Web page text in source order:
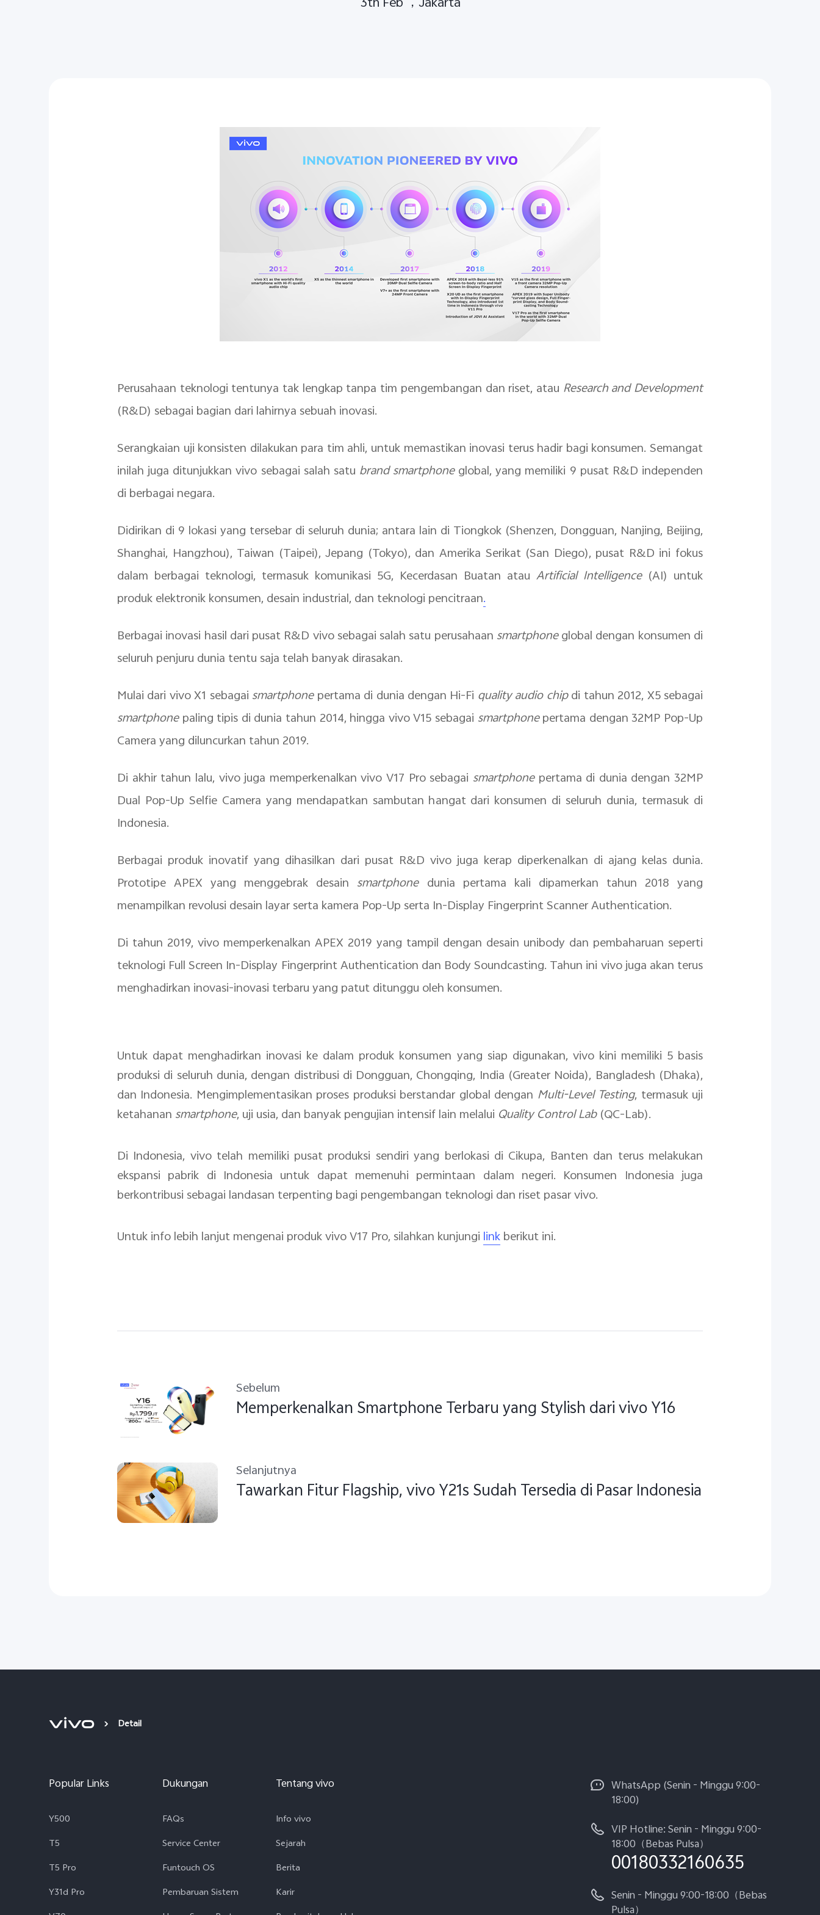
Perusahaan teknologi tentunya tak lengkap tanpa tim pengembangan dan riset, atau Research and Development
(R&D) sebagai bagian dari lahirnya sebuah inovasi.
Serangkaian uji konsisten dilakukan para tim ahli, untuk memastikan inovasi terus hadir bagi konsumen. Semangat
inilahjuga ditunjukkanvivo sebagai salah satu brand smartphoneglobal, yang memiliki 9 pusat R&D independen
di berbagai negara.
Didirikan di 9 lokasi yang tersebar di seluruh dunia; antara lain di Tiongkok (Shenzen, Dongguan, Nanjing, Beijing,
Shanghai, Hangzhou), Taiwan (Taipei), Jepang (Tokyo), dan Amerika Serikat (San Diego), pusat R&D ini fokus
dalam berbagai teknologi, termasuk komunikasi 5G, Kecerdasan Buatan atau Artificial Intelligence(AI) untuk
produk elektronik konsumen, desain industrial, dan teknologi pencitraan.
Berbagai inovasi hasil dari pusat R&D vivo sebagai salah satu perusahaan smartphoneglobal dengan konsumen di
seluruh penjuru dunia tentu saja telah banyak dirasakan.
Mulai dari vivo X1 sebagai smartphonepertama di dunia dengan Hi-Fi quality audio chipdi tahun 2012, X5 sebagai
smartphonepaling tipis di dunia tahun 2014, hingga vivo V15 sebagai smartphonepertama dengan 32MP Pop-Up
Camera yang diluncurkan tahun 2019.
Di akhir tahun lalu, vivo juga memperkenalkan vivo V17 Pro sebagai smartphone pertama di dunia dengan 32MP
Dual Pop-Up Selfie Camera yang mendapatkan sambutan hangat dari konsumen di seluruh dunia, termasuk di
Indonesia.
Berbagai produk inovatif yang dihasilkan dari pusat R&D vivo juga kerap diperkenalkan di ajang kelas dunia.
Prototipe APEX yang menggebrak desain smartphonedunia pertama kali dipamerkan tahun 2018 yang
menampilkan revolusi desain layar serta kamera Pop-Up serta In-Display Fingerprint Scanner Authentication.
Di tahun 2019, vivo memperkenalkan APEX 2019 yang tampil dengan desain unibody dan pembaharuan seperti
teknologi Full Screen In-Display Fingerprint Authentication dan Body Soundcasting. Tahun ini vivo juga akan terus
menghadirkan inovasi-inovasi terbaru yang patut ditunggu oleh konsumen.
Untuk dapat menghadirkan inovasi ke dalam produk konsumen yang siap digunakan, vivo kini memiliki 5 basis
produksi di seluruh dunia, dengan distribusi di Dongguan, Chongqing, India (Greater Noida), Bangladesh (Dhaka),
dan Indonesia. Mengimplementasikan proses produksi berstandar global dengan Multi-Level Testing, termasuk uji
ketahanan smartphone, uji usia, dan banyak pengujian intensif lain melalui Quality Control Lab(QC-Lab).
Di Indonesia, vivo telah memiliki pusat produksi sendiri yang berlokasi di Cikupa, Banten dan terus melakukan
ekspansi pabrik di Indonesia untuk dapat memenuhi permintaan dalam negeri. Konsumen Indonesia juga
berkontribusi sebagai landasan terpenting bagi pengembangan teknologi dan riset pasar vivo.
Untuk info lebih lanjut mengenai produk vivo V17 Pro, silahkan kunjungi linkberikut ini.
Sebelum
Memperkenalkan Smartphone Terbaru yang Stylish dari vivo Y16
Selanjutnya
Tawarkan Fitur Flagship, vivo Y21s Sudah Tersedia di Pasar Indonesia
Detail
Popular Links
Y500
T5
T5 Pro
Y31d Pro
Dukungan
FAQs
Service Center
Funtouch OS
Pembaruan Sistem
Tentang vivo
Info vivo
Sejarah
Berita
Karir
WhatsApp (Senin - Minggu 9:00-
18:00)
VIP Hotline: Senin - Minggu 9:00-
18:00（Bebas Pulsa）
00180332160635
Senin - Minggu 9:00-18:00（Bebas
Pulsa）